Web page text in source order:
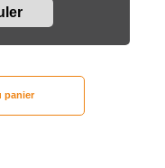
panier